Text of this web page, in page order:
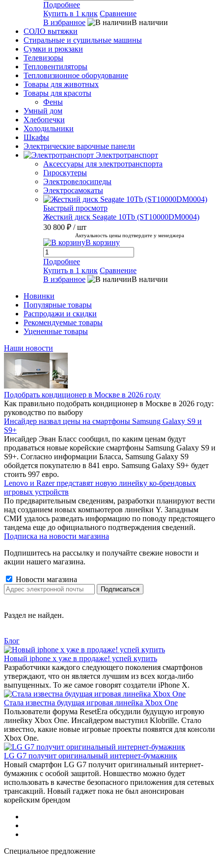
Подробнее
Купить в 1 клик Сравнение
В избранное
В наличии
СОЛО вытяжки
Стиральные и сушильные машины
Сумки и рюкзаки
Телевизоры
Тепловентиляторы
Тепловизионное оборудование
Товары для животных
Товары для красоты
Фены
Умный дом
Хлебопечки
Холодильники
Шкафы
Электрические варочные панели
Электротранспорт
Аксессуары для электротранспорта
Гироскутеры
Электровелосипеды
Электросамокаты
Быстрый просмотр
Жесткий диск Seagate 10Tb (ST10000DM0004)
30 800 ₽ / шт
Актуальность цены подтвердите у менеджера
В корзину
Подробнее
Купить в 1 клик Сравнение
В избранное
В наличии
Новинки
Популярные товары
Распродажи и скидки
Рекомендуемые товары
Уцененные товары
Наши новости
Подобрать кондиционер в Москве в 2026 году
Как правильно подобрать кондиционер в Москве в 2026 году:
руководство по выбору
Инсайдер назвал цены на смартфоны Samsung Galaxy S9 и
S9+
Инсайдер Эван Бласс сообщил, по каким ценам будут
продаваться новые корейские смартфоны Samsung Galaxy S9 и
S9+. Согласно информации Бласса, Samsung Galaxy S9
обойдется покупателю в 841 евро. Samsung Galaxy S9+ будет
стоить 997 евро.
Lenovo и Razer представят новую линейку ко-брендовых
игровых устройств
По предварительным сведениям, разработки планируют вести
над созданием новых компьютеров линейки Y. Западным
СМИ удалось разведать информацию по поводу предстоящего
тандема еще до официального подтверждения сведений.
Подписка на новости магазина
Подпишитесь на рассылку и получайте свежие новости и
акции нашего магазина.
Новости магазина
Раздел не найден.
Блог
Новый iphone x уже в продаже! успей купить
Разработчики каждого следующего поколения смартфонов
утверждают, что он является лучшим из всех когда-либо
выпущенных. То же самое говорят создатели iPhone X.
Стала известна будущая игровая линейка Xbox One
Пользователи форума ResetEra обсудили будущую игровую
линейку Xbox One. Инсайдером выступил Klobrille. Стало
известно, какие новые игровые проекты появятся для консоли
Xbox One.
LG G7 получит оригинальный интернет-бумажник
Новый смартфон LG G7 получит оригинальный интернет-
бумажник с особой защитой. Новшество можно будет
использовать в качестве безопасного приложения для сетевых
трансакций. Новый гаджет пока не был анонсирован
корейским брендом
Специальное предложение